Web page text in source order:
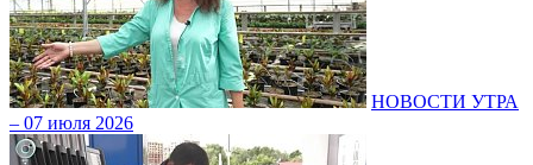
НОВОСТИ УТРА
– 07 июля 2026